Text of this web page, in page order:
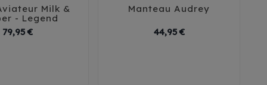
 
Milk &
- Legend
79,95 €Prix
Manteau Audrey
44,95 €Prix